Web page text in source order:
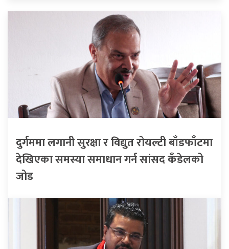
दुर्गममा लगानी सुरक्षा र विद्युत रोयल्टी बाँडफाँटमा
देखिएका समस्या समाधान गर्न सांसद कँडेलको
जोड